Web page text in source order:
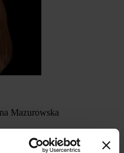
Mazurowska